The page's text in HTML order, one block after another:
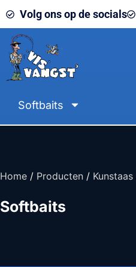
Volg ons op de socials
Softbaits
Home / Producten / Kunstaas
Softbaits